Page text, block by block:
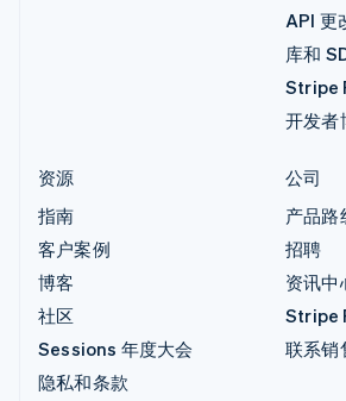
API 更
库和
Stripe
开发者
资源
指南
客户案例
博客
社区
Sessions 年度大会
隐私和条款
公司
产品路
招聘
资讯中
Stripe
联系销